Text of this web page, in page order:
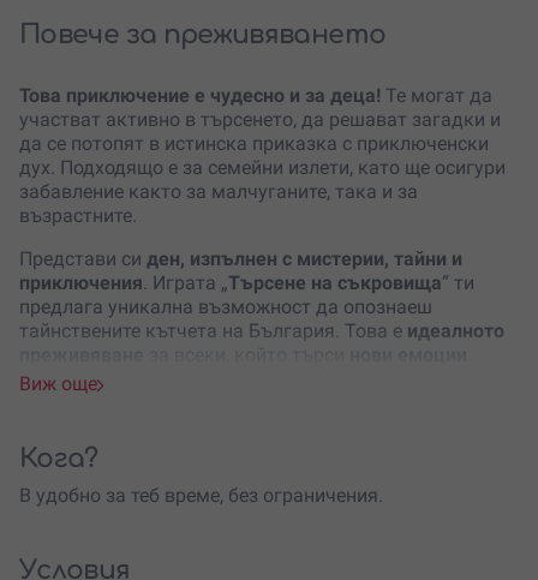
Повече за преживяването
Това приключение е чудесно и за деца! Те могат да
участват активно в търсенето, да решават загадки и
да се потопят в истинска приказка с приключенски
дух. Подходящо е за семейни излети, като ще осигури
забавление както за малчуганите, така и за
възрастните.
Представи си ден, изпълнен с мистерии, тайни и
приключения. Играта „Търсене на съкровища“ ти
предлага уникална възможност да опознаеш
тайнствените кътчета на България. Това е идеалното
Подходящо е за един или двама човека и може да се
Твоето приключение започва с получаването на pdf
файл синструкции, който включва иидеи за
Разгадаването на всяка мистерия ще те води към
Виж още
Кога?
В удобно за теб време, без ограничения.
Условия